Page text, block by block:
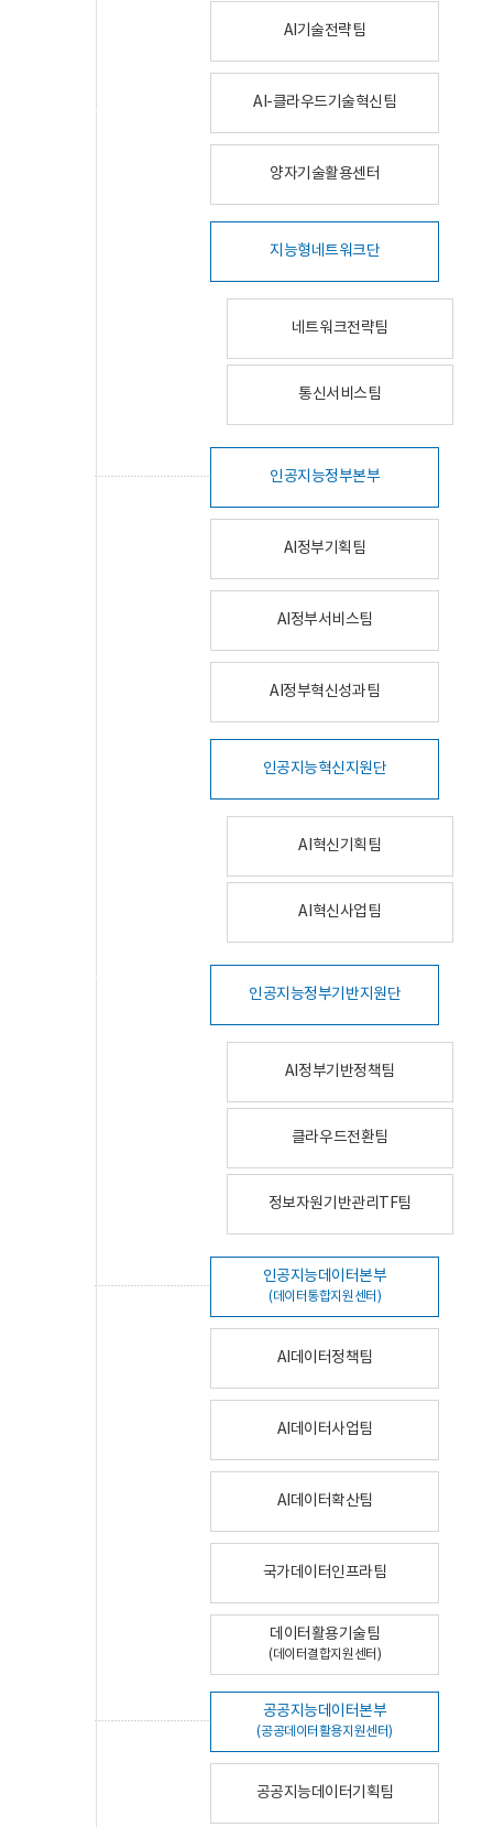
AI기술전략팀
AI-클라우드기술혁신팀
양자기술활용센터
지능형네트워크단
네트워크전략팀
통신서비스팀
인공지능정부본부
AI정부기획팀
AI정부서비스팀
AI정부혁신성과팀
인공지능혁신지원단
AI혁신기획팀
AI혁신사업팀
인공지능정부기반지원단
AI정부기반정책팀
클라우드전환팀
정보자원기반관리TF팀
인공지능데이터본부
(데이터통합지원센터)
AI데이터정책팀
AI데이터사업팀
AI데이터확산팀
국가데이터인프라팀
데이터활용기술팀
(데이터결합지원센터)
공공지능데이터본부
(공공데이터활용지원센터)
공공지능데이터기획팀